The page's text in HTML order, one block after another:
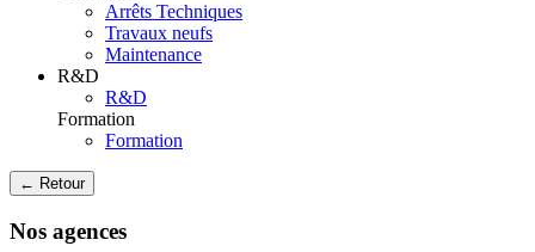
Arrêts Techniques
Travaux neufs
Maintenance
R&D
R&D
Formation
Formation
← Retour
Nos agences